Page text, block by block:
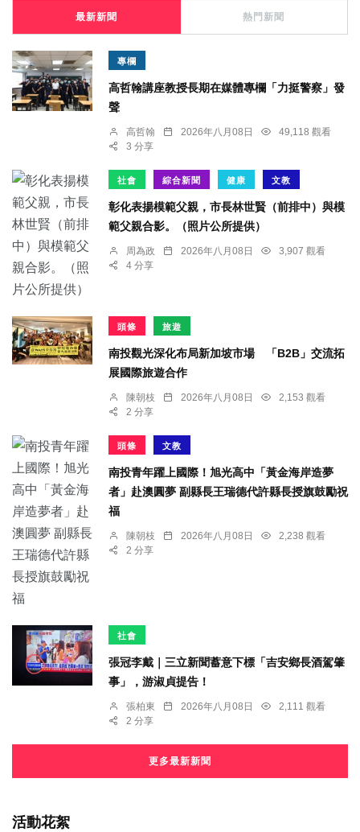
最新新聞 熱門新聞
專欄
高哲翰講座教授長期在媒體專欄「力挺警察」發
聲
高哲翰 2026年八月08日
49,118 觀看
3 分享
社會 綜合新聞 健康 文教
彰化表揚模範父親，市長林世賢（前排中）與模
範父親合影。（照片公所提供）
周為政 2026年八月08日
3,907 觀看
4 分享
頭條 旅遊
南投觀光深化布局新加坡市場 「B2B」交流拓
展國際旅遊合作
陳朝枝 2026年八月08日
2,153 觀看
2 分享
頭條 文教
南投青年躍上國際！旭光高中「黃金海岸造夢
者」赴澳圓夢 副縣長王瑞德代許縣長授旗鼓勵祝
福
陳朝枝 2026年八月08日
2,238 觀看
2 分享
社會
張冠李戴｜三立新聞蓄意下標「吉安鄉長酒駕肇
事」，游淑貞提告！
張柏東 2026年八月08日
2,111 觀看
2 分享
更多最新新聞
活動花絮